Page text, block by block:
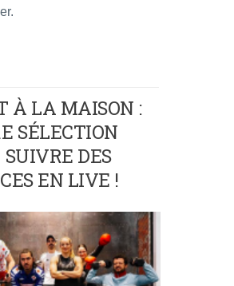
À LA MAISON :
SÉLECTION
SUIVRE DES
EN LIVE !